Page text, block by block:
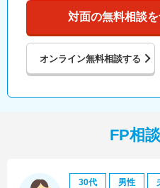
対面の無料相談を
オンライン無料相談する
FP相
30代 男性